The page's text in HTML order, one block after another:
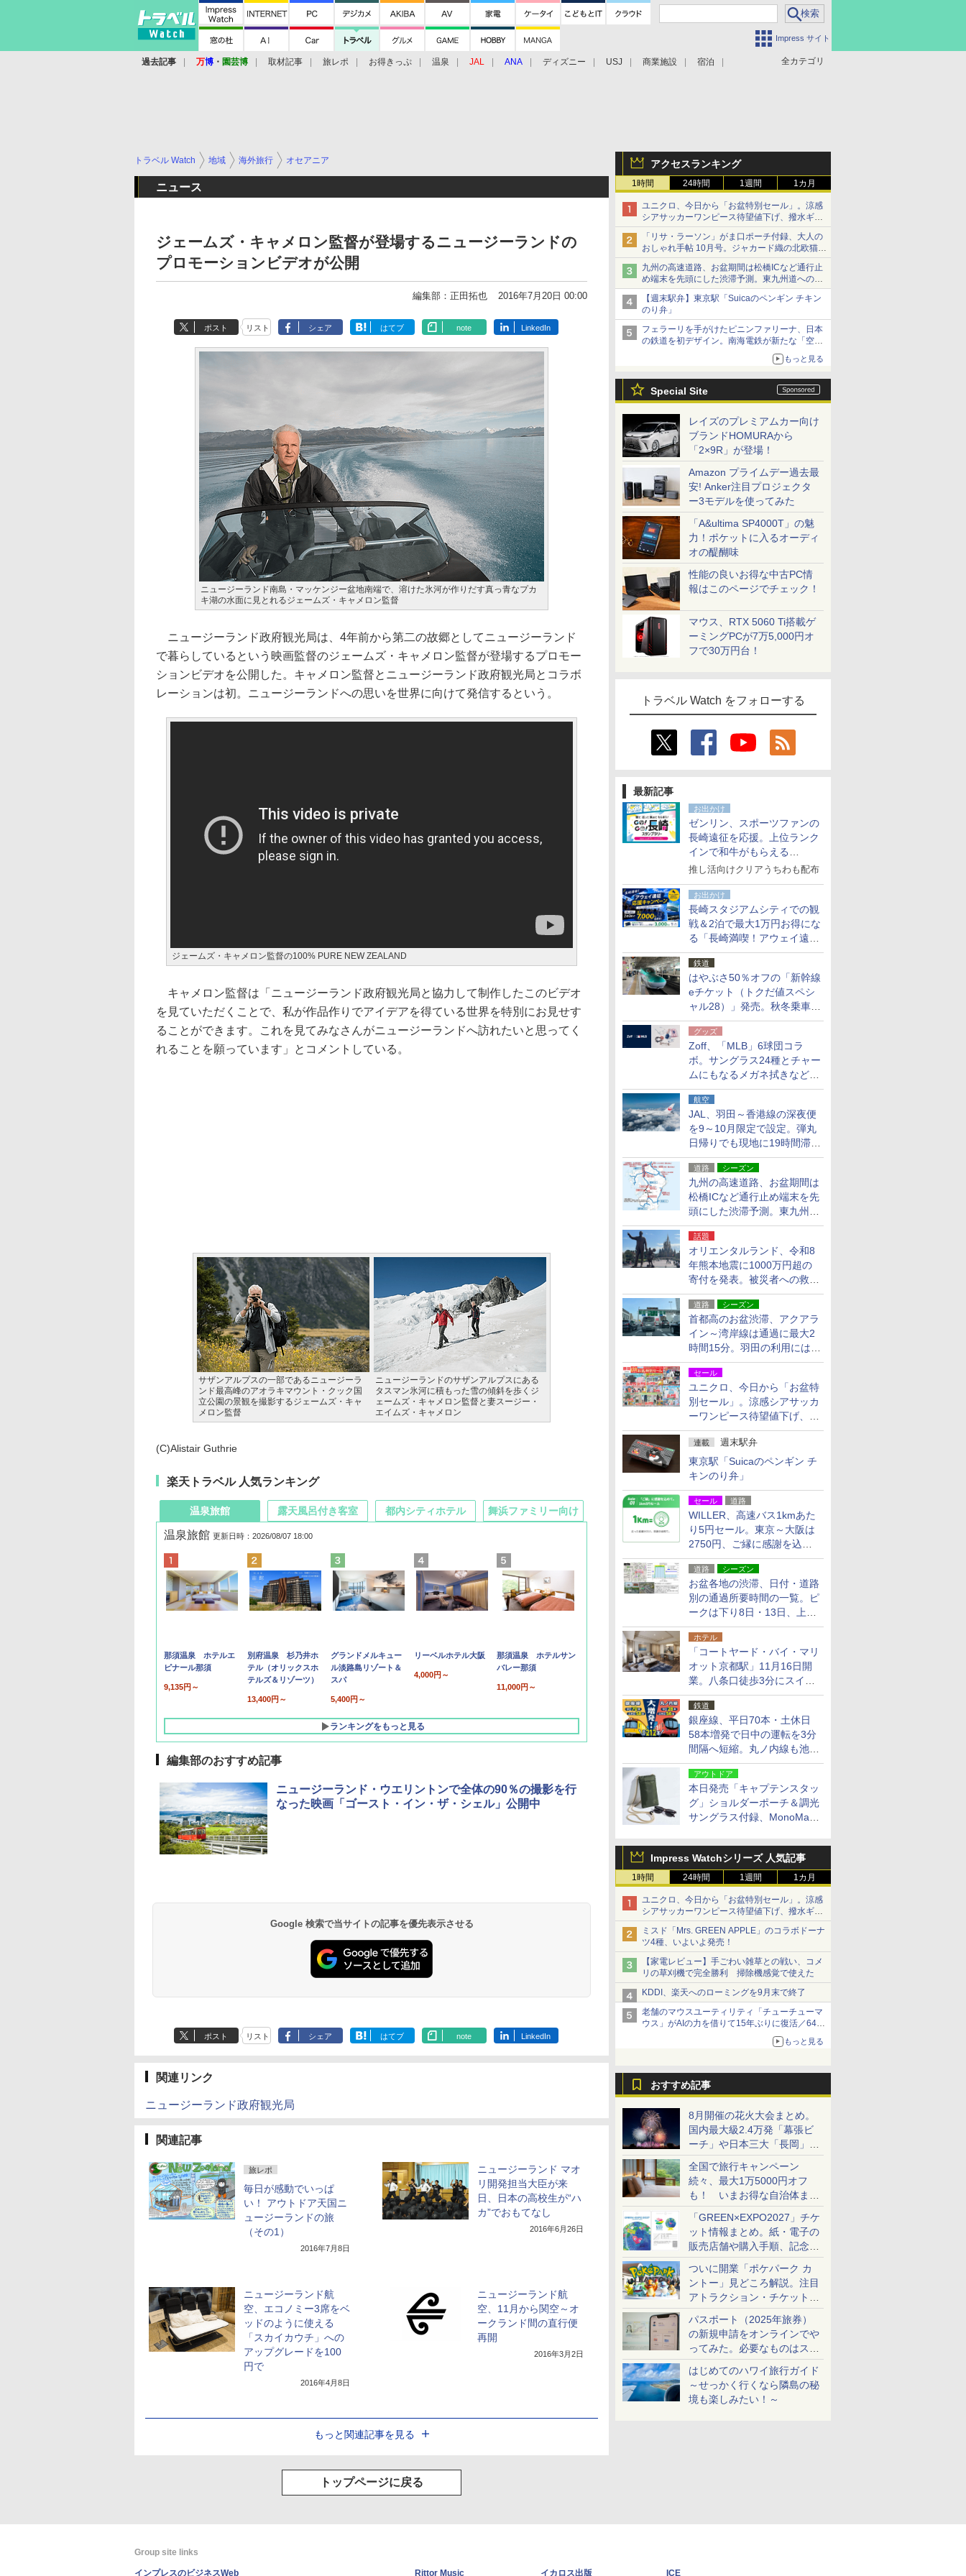
Impress サイト
全カテゴリ
過去記事 万博 ・ 園芸博 取材記事 旅レポ お得きっぷ 温泉 JAL ANA ディズニー USJ 商業施設 宿泊
アクセスランキング
1時間 24時間 1週間 1カ月
ユニクロ、今日から「お盆特別セール」。涼感
シアサッカーワンピース待望値下げ、撥水ギア
ショーツは1990円に
「リサ・ラーソン」がま口ポーチ付録、大人の
おしゃれ手帖 10月号。ジャカード織の北欧猫デ
ザイン
九州の高速道路、お盆期間は松橋ICなど通行止
め端末を先頭にした渋滞予測。東九州道への迂
回は料金調整を実施
【週末駅弁】東京駅「Suicaのペンギン チキン
のり弁」
フェラーリを手がけたピニンファリーナ、日本
の鉄道を初デザイン。南海電鉄が新たな「空港
もっと見る
Special Site
レイズのプレミアムカー向け
ブランドHOMURAから
「2×9R」が登場！
Amazon プライムデー過去最
安! Anker注目プロジェクタ
ー3モデルを使ってみた
「A&ultima SP4000T」の魅
力！ポケットに入るオーディ
オの醍醐味
性能の良いお得な中古PC情
報はこのページでチェック！
マウス、RTX 5060 Ti搭載ゲ
ーミングPCが7万5,000円オ
フで30万円台！
トラベル Watch をフォローする
最新記事
お出かけ
ゼンリン、スポーツファンの
長崎遠征を応援。上位ランク
インで和牛がもらえる
「GO！GO！長崎スタンプラ
推し活向けクリアうちわも配布
お出かけ
長崎スタジアムシティでの観
戦＆2泊で最大1万円お得にな
る「長崎満喫！アウェイ遠征
応援キャンペーン」
鉄道
はやぶさ50％オフの「新幹線
eチケット（トクだ値スペシ
ャル28）」発売。秋冬乗車
分、えきねっと限定
グッズ
Zoff、「MLB」6球団コラ
ボ。サングラス24種とチャー
ムにもなるメガネ拭きなど雑
貨24種
航空
JAL、羽田～香港線の深夜便
を9～10月限定で設定。弾丸
日帰りでも現地に19時間滞在
できる
道路 シーズン
九州の高速道路、お盆期間は
松橋ICなど通行止め端末を先
頭にした渋滞予測。東九州道
への迂回は料金調整を実施
話題
オリエンタルランド、令和8
年熊本地震に1000万円超の
寄付を発表。被災者への救援
活動・復旧支援
道路 シーズン
首都高のお盆渋滞、アクアラ
イン～湾岸線は通過に最大2
時間15分。羽田の利用には
「空港西出口」の利用検討を
セール
ユニクロ、今日から「お盆特
別セール」。涼感シアサッカ
ーワンピース待望値下げ、撥
水ギアショーツは1990円に
連載 週末駅弁
東京駅「Suicaのペンギン チ
キンのり弁」
セール 道路
WILLER、高速バス1kmあた
り5円セール。東京～大阪は
2750円、ご縁に感謝を込め
た20周年記念キャンペーン
道路 シーズン
お盆各地の渋滞、日付・道路
別の通過所要時間の一覧。ピ
ークは下り8日・13日、上り
14日・15日
ホテル
「コートヤード・バイ・マリ
オット京都駅」11月16日開
業。八条口徒歩3分にスイー
ト含む全270室、ダイニング
も併設
鉄道
銀座線、平日70本・土休日
58本増発で日中の運転を3分
間隔へ短縮。丸ノ内線も池袋
～中野坂上を4分間隔に
アウトドア
本日発売「キャプテンスタッ
グ」ショルダーポーチ＆調光
サングラス付録、MonoMax
Impress Watchシリーズ 人気記事
1時間 24時間 1週間 1カ月
ユニクロ、今日から「お盆特別セール」。涼感
シアサッカーワンピース待望値下げ、撥水ギア
ショーツは1990円に
ミスド「Mrs. GREEN APPLE」のコラボドーナ
ツ4種、いよいよ発売！
【家電レビュー】手ごわい雑草との戦い、コメ
リの草刈機で完全勝利 掃除機感覚で使えた
KDDI、楽天へのローミングを9月末で終了
老舗のマウスユーティリティ「チューチューマ
ウス」がAIの力を借りて15年ぶりに復活／64bit
化、Windows 10/11、「Chrome」も走り回
る。復活記念で2026年末まで500円
もっと見る
おすすめ記事
8月開催の花火大会まとめ。
国内最大級2.4万発「幕張ビ
ーチ」や日本三大「長岡」な
ど大型イベント目白押し！
全国で旅行キャンペーン
続々、最大1万5000円オフ
も！ いまお得な自治体まと
め
「GREEN×EXPO2027」チケ
ット情報まとめ。紙・電子の
販売店舗や購入手順、記念チ
ケットも解説
ついに開業「ポケパーク カ
ントー」見どころ解説。注目
アトラクション・チケット手
配・来場前に必要な準備は？
パスポート（2025年旅券）
の新規申請をオンラインでや
ってみた。必要なものはスマ
ホとマイナカードのみ
はじめてのハワイ旅行ガイド
～せっかく行くなら隣島の秘
境も楽しみたい！～
トラベル Watch 地域 海外旅行 オセアニア
ニュース
ジェームズ・キャメロン監督が登場するニュージーランドの
プロモーションビデオが公開
編集部：正田拓也 2016年7月20日 00:00
ポスト リスト シェア はてブ note LinkedIn
ニュージーランド南島・マッケンジー盆地南端で、溶けた氷河が作りだす真っ青なプカ
キ湖の水面に見とれるジェームズ・キャメロン監督
ニュージーランド政府観光局は、4年前から第二の故郷としてニュージーランド
で暮らしているという映画監督のジェームズ・キャメロン監督が登場するプロモー
ションビデオを公開した。キャメロン監督とニュージーランド政府観光局とコラボ
レーションは初。ニュージーランドへの思いを世界に向けて発信するという。
ジェームズ・キャメロン監督の100% PURE NEW ZEALAND
キャメロン監督は「ニュージーランド政府観光局と協力して制作したこのビデオ
を見ていただくことで、私が作品作りでアイデアを得ている世界を特別にお見せす
ることができます。これを見てみなさんがニュージーランドへ訪れたいと思ってく
れることを願っています」とコメントしている。
サザンアルプスの一部であるニュージーラ
ンド最高峰のアオラキマウント・クック国
立公園の景観を撮影するジェームズ・キャ
メロン監督
ニュージーランドのサザンアルプスにある
タスマン氷河に積もった雪の傾斜を歩くジ
ェームズ・キャメロン監督と妻スージー・
エイムズ・キャメロン
(C)Alistair Guthrie
楽天トラベル 人気ランキング
温泉旅館
温泉旅館 更新日時：2026/08/07 18:00
那須温泉 ホテルエ
ピナール那須
9,135円～
別府温泉 杉乃井ホ
テル（オリックスホ
テルズ＆リゾーツ）
13,400円～
グランドメルキュー
ル淡路島リゾート＆
スパ
5,400円～
リーベルホテル大阪
4,000円～
那須温泉 ホテルサン
バレー那須
11,000円～
ランキングをもっと見る
露天風呂付き客室
10,450円～
19,541円～
都内シティホテル 舞浜ファミリー向け
7,950円～
5,758円～
編集部のおすすめ記事
ニュージーランド・ウエリントンで全体の90％の撮影を行
なった映画「ゴースト・イン・ザ・シェル」公開中
Google 検索で当サイトの記事を優先表示させる
ポスト リスト シェア はてブ note LinkedIn
関連リンク
ニュージーランド政府観光局
関連記事
旅レポ
毎日が感動でいっぱ
い！ アウトドア天国ニ
ュージーランドの旅
（その1）
2016年7月8日
ニュージーランド マオ
リ開発担当大臣が来
日、日本の高校生が“ハ
カ”でおもてなし
2016年6月26日
ニュージーランド航
空、エコノミー3席をベ
ッドのように使える
「スカイカウチ」への
アップグレードを100
円で
2016年4月8日
ニュージーランド航
空、11月から関空～オ
ークランド間の直行便
再開
2016年3月2日
もっと関連記事を見る
トップページに戻る
Group site links
インプレスのビジネスWeb Rittor Music イカロス出版 ICE